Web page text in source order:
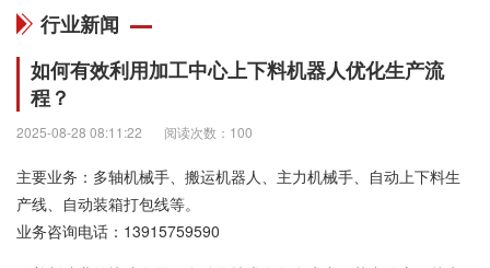
行业新闻
如何有效利用加工中心上下料机器人优化生产流
程？
2025-08-28 08:11:22 阅读次数：100
主要业务：多轴机械手、搬运机器人、主力机械手、自动上下料生
产线、自动装箱打包线等。
业务咨询电话： 13915759590